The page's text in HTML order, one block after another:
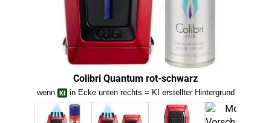
Colibri Quantum rot-schwarz
wenn in Ecke unten rechts = KI erstellter Hintergrund